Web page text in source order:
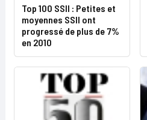
Top 100 SSII : Petites et
moyennes SSII ont
progressé de plus de 7%
en 2010